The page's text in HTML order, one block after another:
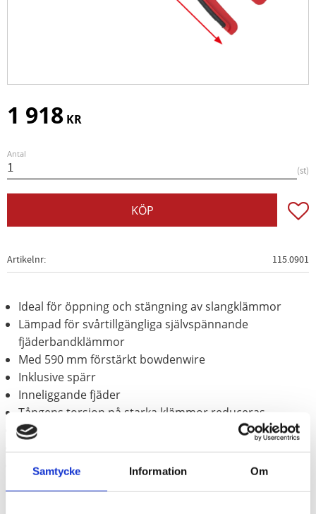
Samtycke Information Om
1 918 KR
Antal
st
KÖP
Artikelnr 115.0901
Ideal för öppning och stängning av slangklämmor
Lämpad för svårtillgängliga självspännande
fjäderbandklämmor
Med 590 mm förstärkt bowdenwire
Inklusive spärr
Inneliggande fjäder
Tångens torsion på starka klämmor reduceras
Med snabbbytessytem för ersättnings-bowdenwire
härdat stål
Användningsområden: MUBEA och NORMA